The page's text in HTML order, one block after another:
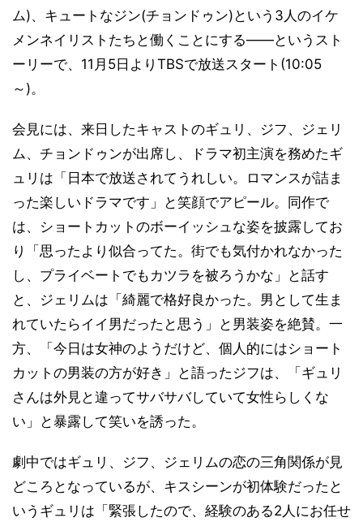
ム)、キュートなジン(チョンドゥン)という3人のイケ
メンネイリストたちと働くことにする――というスト
ーリーで、11月5日よりTBSで放送スタート(10:05
～)。
会見には、来日したキャストのギュリ、ジフ、ジェリ
ム、チョンドゥンが出席し、ドラマ初主演を務めたギ
ュリは「日本で放送されてうれしい。ロマンスが詰ま
った楽しいドラマです」と笑顔でアピール。同作で
は、ショートカットのボーイッシュな姿を披露してお
り「思ったより似合ってた。街でも気付かれなかった
し、プライベートでもカツラを被ろうかな」と話す
と、ジェリムは「綺麗で格好良かった。男として生ま
れていたらイイ男だったと思う」と男装姿を絶賛。一
方、「今日は女神のようだけど、個人的にはショート
カットの男装の方が好き」と語ったジフは、「ギュリ
さんは外見と違ってサバサバしていて女性らしくな
い」と暴露して笑いを誘った。
劇中ではギュリ、ジフ、ジェリムの恋の三角関係が見
どころとなっているが、キスシーンが初体験だったと
いうギュリは「緊張したので、経験のある2人にお任せ